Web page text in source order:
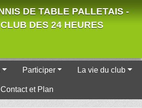
DE TABLE PALLETAIS -
DES 24 HEURES
Participer La vie du club
Contact et Plan
cookies